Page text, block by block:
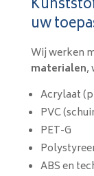
uw
Wij werken
materialen,
Acrylaat
PVC
PET-G
ABS en